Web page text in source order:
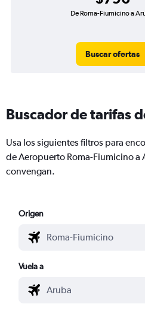
De Roma-Fiumicino a
Buscar ofertas
Buscador de tarifas
Usa los siguientes filtros para
de Aeropuerto Roma-Fiumicino a
convengan.
Origen
Vuela a